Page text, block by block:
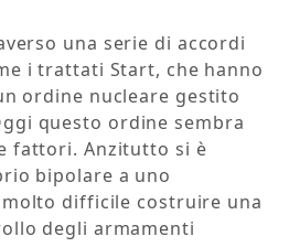
una serie di accordi
i trattati Start, che hanno
ordine nucleare gestito
questo ordine sembra
fattori. Anzitutto si è
bipolare a uno
difficile costruire una
degli armamenti